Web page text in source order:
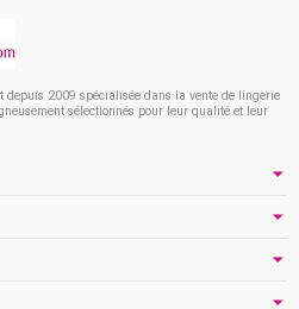
depuis 2009 spécialisée dans la vente de lingerie
sélectionnés pour leur qualité et leur